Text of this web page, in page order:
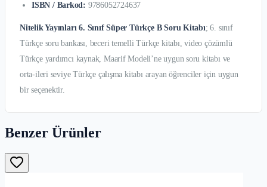
ISBN / Barkod: 9786052724637
Nitelik Yayınları 6. Sınıf Süper Türkçe B Soru Kitabı; 6. sınıf
Türkçe soru bankası, beceri temelli Türkçe kitabı, video çözümlü
Türkçe yardımcı kaynak, Maarif Modeli’ne uygun soru kitabı ve
orta-ileri seviye Türkçe çalışma kitabı arayan öğrenciler için uygun
bir seçenektir.
Benzer Ürünler